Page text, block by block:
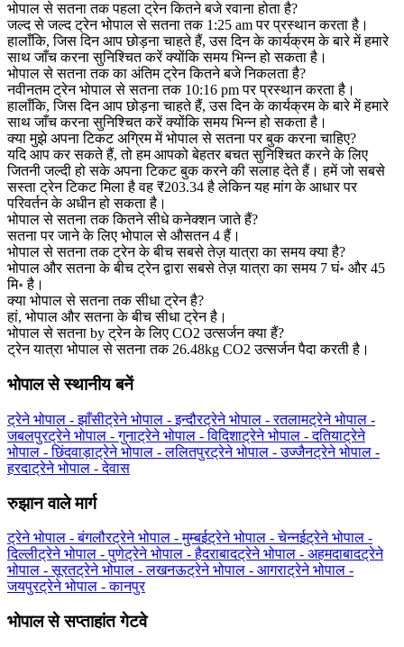
भोपाल से सतना तक पहला ट्रेन कितने बजे रवाना होता है?
जल्द से जल्द ट्रेन भोपाल से सतना तक 1:25 am पर प्रस्थान करता है।
हालाँकि, जिस दिन आप छोड़ना चाहते हैं, उस दिन के कार्यक्रम के बारे में हमारे
साथ जाँच करना सुनिश्चित करें क्योंकि समय भिन्न हो सकता है।
भोपाल से सतना तक का अंतिम ट्रेन कितने बजे निकलता है?
नवीनतम ट्रेन भोपाल से सतना तक 10:16 pm पर प्रस्थान करता है।
हालाँकि, जिस दिन आप छोड़ना चाहते हैं, उस दिन के कार्यक्रम के बारे में हमारे
साथ जाँच करना सुनिश्चित करें क्योंकि समय भिन्न हो सकता है।
क्या मुझे अपना टिकट अग्रिम में भोपाल से सतना पर बुक करना चाहिए?
यदि आप कर सकते हैं, तो हम आपको बेहतर बचत सुनिश्चित करने के लिए
जितनी जल्दी हो सके अपना टिकट बुक करने की सलाह देते हैं। हमें जो सबसे
सस्ता ट्रेन टिकट मिला है वह ₹203.34 है लेकिन यह मांग के आधार पर
परिवर्तन के अधीन हो सकता है।
भोपाल से सतना तक कितने सीधे कनेक्शन जाते हैं?
सतना पर जाने के लिए भोपाल से औसतन 4 हैं।
भोपाल से सतना तक ट्रेन के बीच सबसे तेज़ यात्रा का समय क्या है?
भोपाल और सतना के बीच ट्रेन द्वारा सबसे तेज़ यात्रा का समय 7 घं॰ और 45
मि॰ है।
क्या भोपाल से सतना तक सीधा ट्रेन है?
हां, भोपाल और सतना के बीच सीधा ट्रेन है।
भोपाल से सतना by ट्रेन के लिए CO2 उत्सर्जन क्या हैं?
ट्रेन यात्रा भोपाल से सतना तक 26.48kg CO2 उत्सर्जन पैदा करती है।
भोपाल से स्थानीय बनें
ट्रेने भोपाल - झाँसीट्रेने भोपाल - इन्दौरट्रेने भोपाल - रतलामट्रेने भोपाल -
जबलपुरट्रेने भोपाल - गुनाट्रेने भोपाल - विदिशाट्रेने भोपाल - दतियाट्रेने
भोपाल - छिंदवाड़ाट्रेने भोपाल - ललितपुरट्रेने भोपाल - उज्जैनट्रेने भोपाल -
हरदाट्रेने भोपाल - देवास
रुझान वाले मार्ग
ट्रेने भोपाल - बंगलौरट्रेने भोपाल - मुम्बईट्रेने भोपाल - चेन्नईट्रेने भोपाल -
दिल्लीट्रेने भोपाल - पुणेट्रेने भोपाल - हैदराबादट्रेने भोपाल - अहमदाबादट्रेने
भोपाल - सूरतट्रेने भोपाल - लखनऊट्रेने भोपाल - आगराट्रेने भोपाल -
जयपुरट्रेने भोपाल - कानपुर
भोपाल से सप्ताहांत गेटवे